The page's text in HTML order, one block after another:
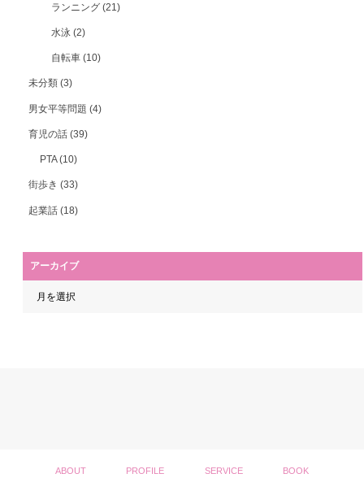
ランニング(21)
水泳(2)
自転車(10)
未分類(3)
男女平等問題(4)
育児の話(39)
PTA(10)
街歩き(33)
起業話(18)
アーカイブ
ABOUT PROFILE SERVICE BOOK